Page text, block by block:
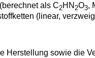
als C2HN 2O3,
(linear,
Herstellung sowie die